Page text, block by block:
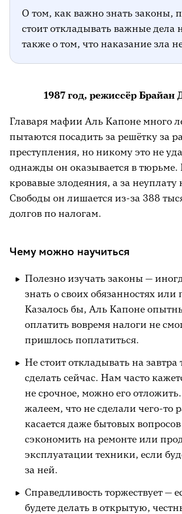
О том, как важно знать законы,
стоит откладывать важные дела
также о том, что наказание зла
1987 год, режиссёр Брайан
Главаря мафии Аль Капоне много
пытаются посадить за решётку за
преступления, но никому это не
однажды он оказывается в тюрьме.
кровавые злодеяния, а за неуплату
Свободы он лишается из-за 388
долгов по налогам.
Чему можно научиться
Полезно изучать законы —
знать о своих обязанностях или
Казалось бы, Аль Капоне
оплатить вовремя налоги не
пришлось поплатиться.
Не стоит откладывать на
сделать сейчас. Нам часто
не срочное, можно его
жалеем, что не сделали чего-то
касается даже бытовых
сэкономить на ремонте или
эксплуатации техники, если
за ней.
Справедливость торжествует —
будете делать в открытую,